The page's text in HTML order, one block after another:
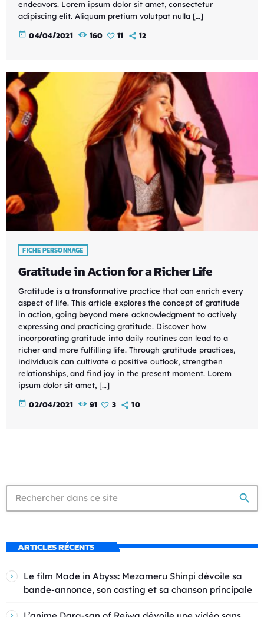
endeavors. Lorem ipsum dolor sit amet, consectetur
adipiscing elit. Aliquam pretium volutpat nulla […]
today 04/04/2021 160 11 12
FICHE PERSONNAGE
Gratitude in Action for a Richer Life
Gratitude is a transformative practice that can enrich every
aspect of life. This article explores the concept of gratitude
in action, going beyond mere acknowledgment to actively
expressing and practicing gratitude. Discover how
incorporating gratitude into daily routines can lead to a
richer and more fulfilling life. Through gratitude practices,
individuals can cultivate a positive outlook, strengthen
relationships, and find joy in the present moment. Lorem
ipsum dolor sit amet, […]
today 02/04/2021 91 3 10
search
ARTICLES RÉCENTS
Le film Made in Abyss: Mezameru Shinpi dévoile sa
bande-annonce, son casting et sa chanson principale